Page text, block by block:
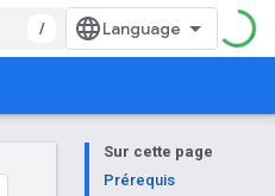
/
Sur cette page
Prérequis